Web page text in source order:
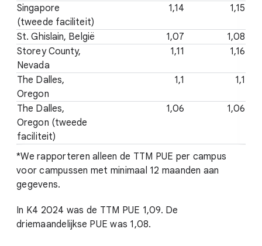
Singapore
(tweede faciliteit)
1,14 1,15
St. Ghislain, België 1,07
1,08
Storey County,
Nevada
1,11 1,16
The Dalles,
Oregon
1,1 1,1
The Dalles,
Oregon (tweede
faciliteit)
1,06 1,06
*We rapporteren alleen de TTM PUE per campus
voor campussen met minimaal 12 maanden aan
gegevens.
In K4 2024 was de TTM PUE 1,09. De
driemaandelijkse PUE was 1,08.